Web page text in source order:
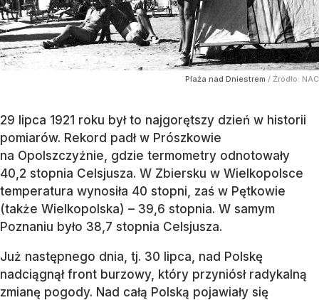
Plaża nad Dniestrem / Źródło: NAC
29 lipca 1921 roku był to najgorętszy dzień w historii
pomiarów. Rekord padł w Prószkowie
na Opolszczyźnie, gdzie termometry odnotowały
40,2 stopnia Celsjusza. W Zbiersku w Wielkopolsce
temperatura wynosiła 40 stopni, zaś w Pętkowie
(także Wielkopolska) – 39,6 stopnia. W samym
Poznaniu było 38,7 stopnia Celsjusza.
Już następnego dnia, tj. 30 lipca, nad Polskę
nadciągnął front burzowy, który przyniósł radykalną
zmianę pogody. Nad całą Polską pojawiały się